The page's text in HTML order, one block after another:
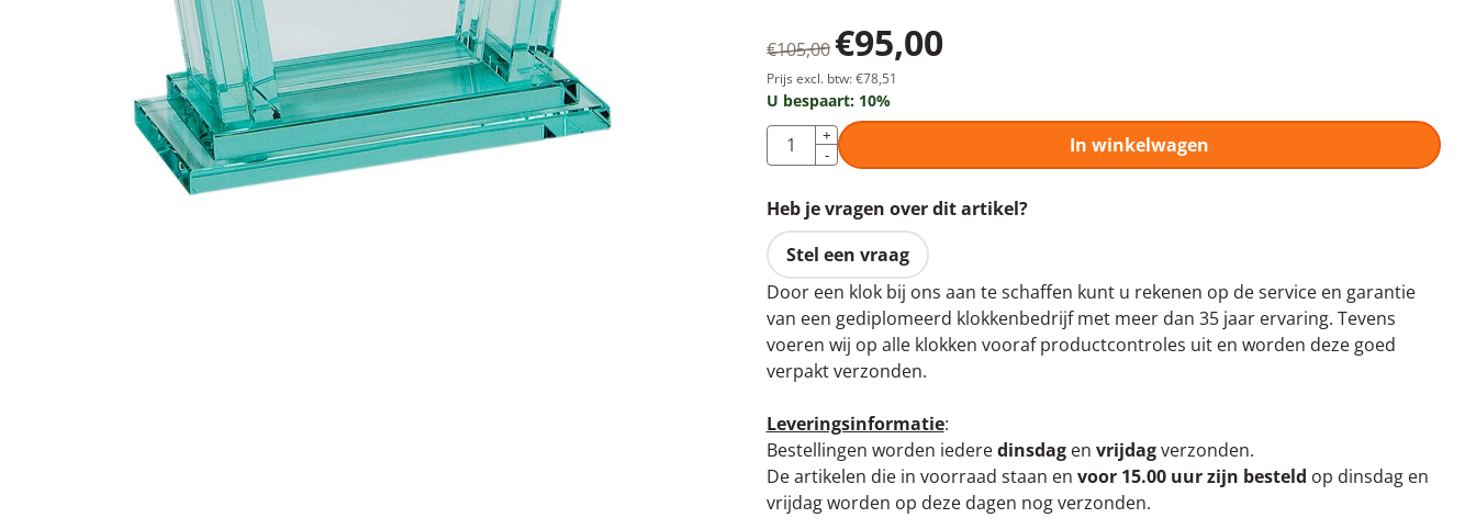
€105,00 €95,00
Prijs excl. btw: €78,51
U bespaart: 10%
Aantal
+
-
In winkelwagen
Heb je vragen over dit artikel?
Stel een vraag
Door een klok bij ons aan te schaffen kunt u rekenen op de service en garantie
van een gediplomeerd klokkenbedrijf met meer dan 35 jaar ervaring. Tevens
voeren wij op alle klokken vooraf productcontroles uit en worden deze goed
verpakt verzonden.
Leveringsinformatie:
Bestellingen worden iederedinsdagen vrijdagverzonden.
De artikelen die in voorraad staan en voor 15.00 uur zijn besteld op dinsdag en
vrijdag worden op deze dagen nog verzonden.